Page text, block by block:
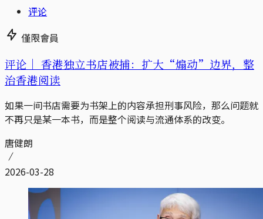
评论
僅限會員
评论｜ 香港独立书店被捕：扩大“煽动”边界，整
治香港阅读
如果一间书店需要为书架上的内容承担刑事风险，那么问题就
不再只是某一本书，而是整个阅读与流通体系的改变。
唐健朗
2026-03-28